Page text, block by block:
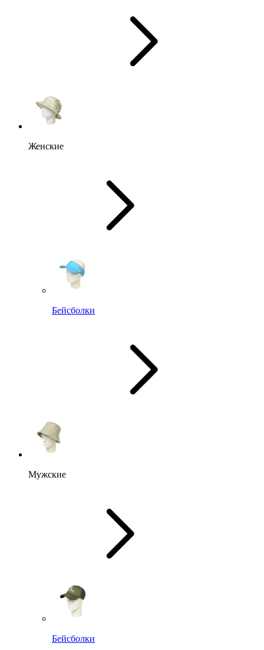
Женские
Бейсболки
Мужские
Бейсболки